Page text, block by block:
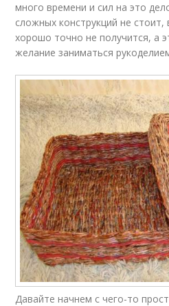
много времени и сил на это
сложных конструкций не стоит,
хорошо точно не получится, а
желание заниматься
Давайте начнем с чего-то